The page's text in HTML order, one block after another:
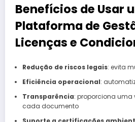
Benefícios de Usar
Plataforma de
Licenças e
Redução de riscos legais: evita
Eficiência operacional:
Transparência: proporciona
cada documento